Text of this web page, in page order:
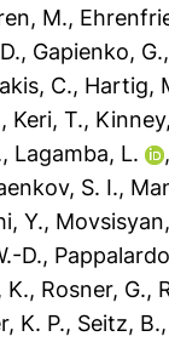
M.,
, Gapienko, G.
C., Hartig,
, Keri, T.,
, Lagamba, L.
S. I.,
Y.,
D.,
K., Rosner, G.,
K. P., Seitz, B.